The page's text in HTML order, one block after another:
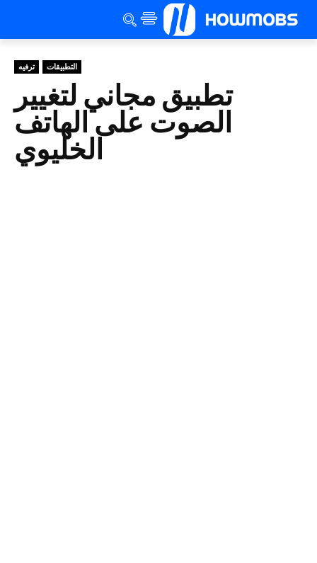
التطبيقات ترفيه
تطبيق مجاني لتغيير
الصوت على الهاتف
الخليوي